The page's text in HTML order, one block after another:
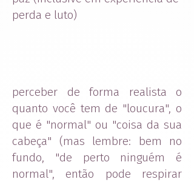
perda e luto)
perceber de forma realista o
quanto você tem de "loucura", o
que é "normal" ou "coisa da sua
cabeça" (mas lembre: bem no
fundo, "de perto ninguém é
normal", então pode respirar